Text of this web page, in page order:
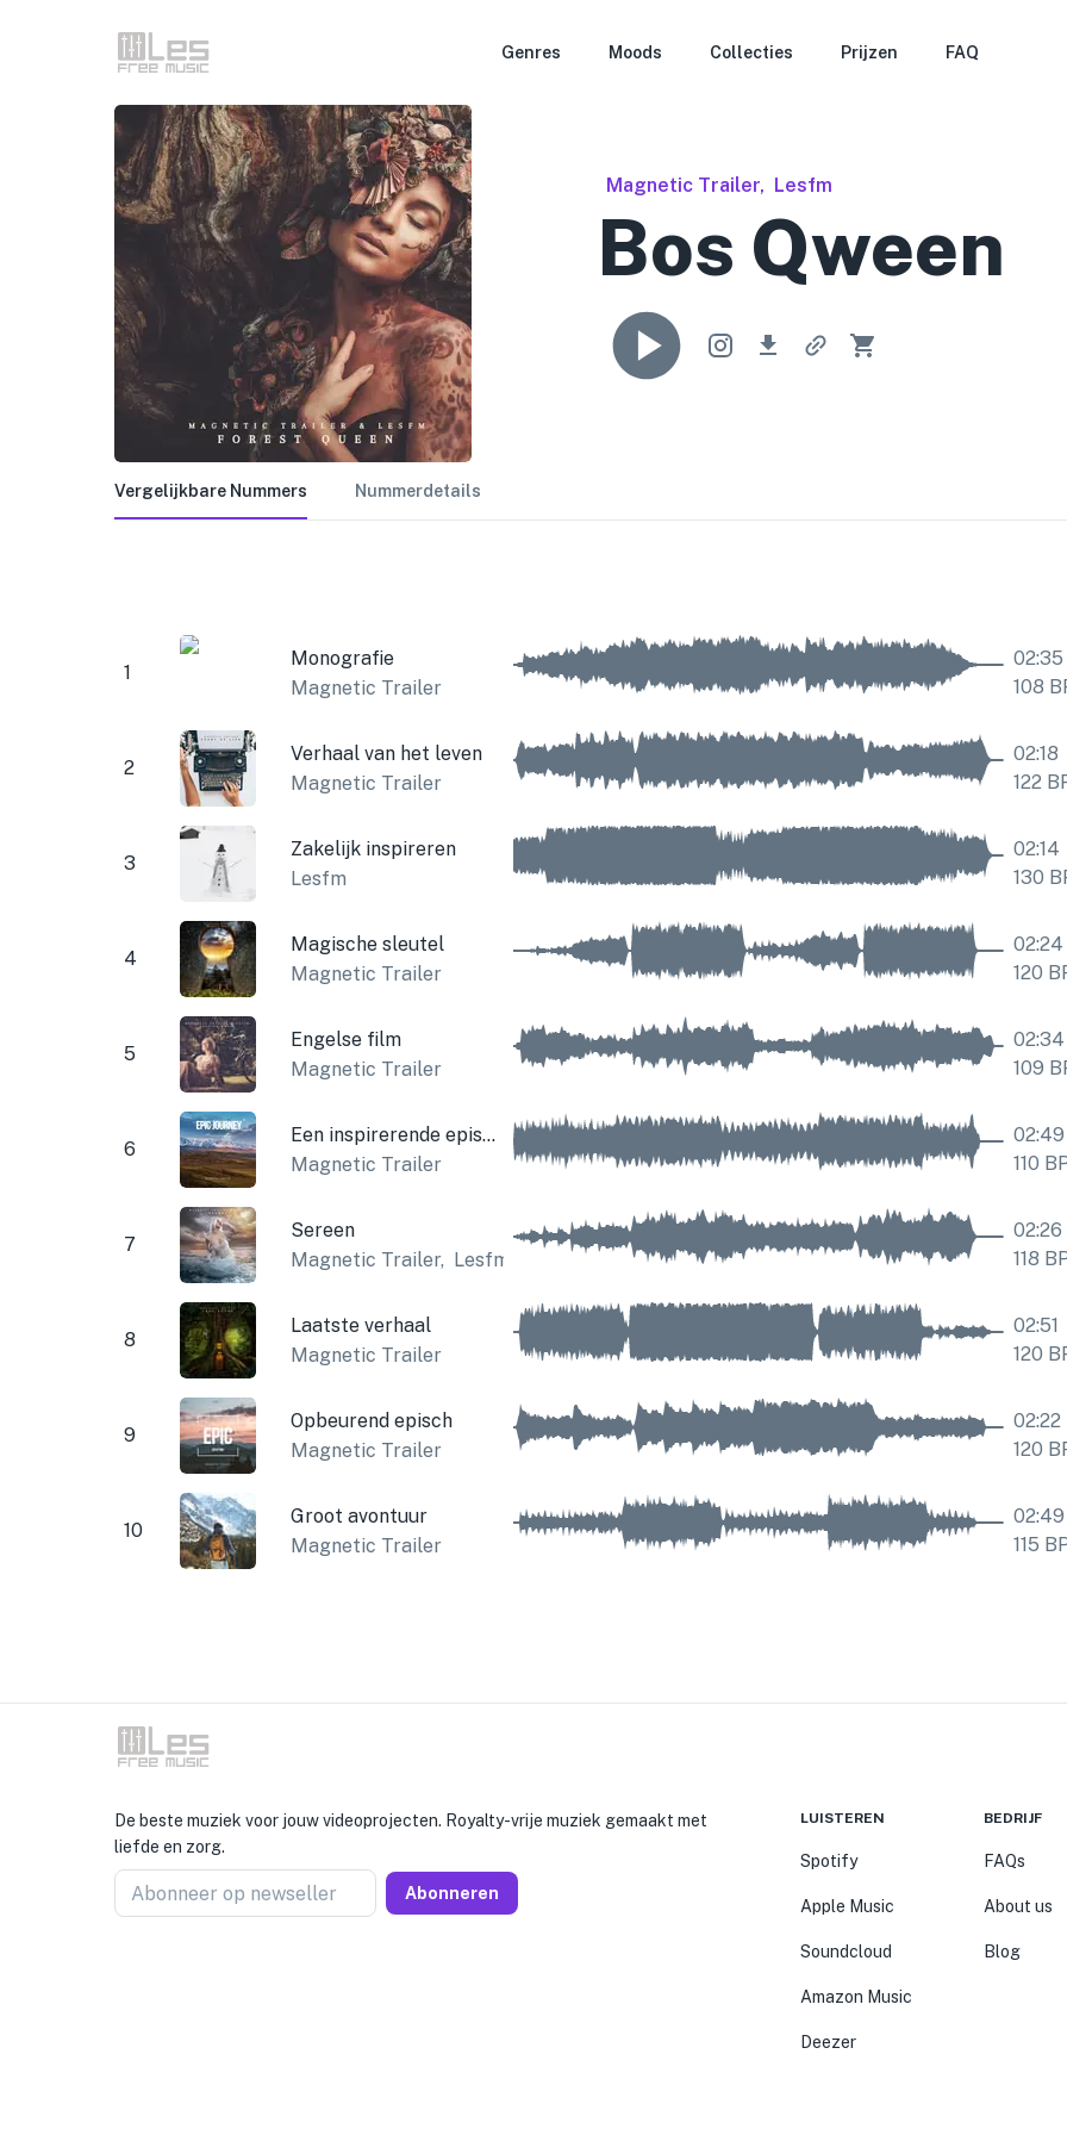
Genres Moods Collecties Prijzen FAQ
Magnetic Trailer, Lesfm
Bos Qween
Vergelijkbare Nummers Nummerdetails
1
Monografie
Magnetic Trailer
02:35
108
2
Verhaal van het leven
Magnetic Trailer
02:18
122
3
Zakelijk inspireren
Lesfm
02:14
130
4
Magische sleutel
Magnetic Trailer
02:24
120
5
Engelse film
Magnetic Trailer
02:34
109
6
Een inspirerende epische reis
Magnetic Trailer
02:49
110
7
Sereen
Magnetic Trailer, Lesfm
02:26
118
8
Laatste verhaal
Magnetic Trailer
02:51
120
9
Opbeurend episch
Magnetic Trailer
02:22
120
10
Groot avontuur
Magnetic Trailer
02:49
115
De beste muziek voor jouw videoprojecten. Royalty-vrije muziek gemaakt met
liefde en zorg.
Abonneer op newseller Abonneren
LUISTEREN
Spotify
Apple Music
Soundcloud
Amazon Music
Deezer
BEDRIJF
FAQs
About us
Blog